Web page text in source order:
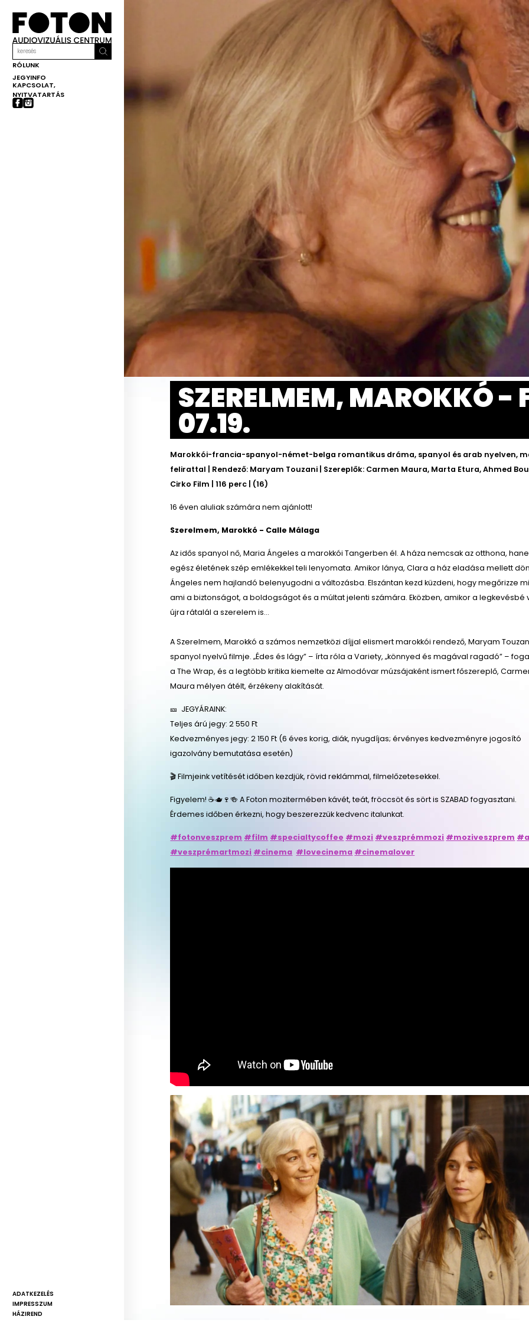
RÓLUNK
JEGYINFO
KAPCSOLAT,
NYITVATARTÁS
ADATKEZELÉS
IMPRESSZUM
HÁZIREND
SZERELMEM, MAROKKÓ -
07.19.
Marokkói-francia-spanyol-német-belga romantikus dráma, spanyol és arab nyelven,
felirattal | Rendező: Maryam Touzani | Szereplők: Carmen Maura, Marta Etura, Ahmed
Cirko Film | 116 perc | (16)
16 éven aluliak számára nem ajánlott!
Szerelmem, Marokkó - Calle Málaga
Az idős spanyol nő, Maria Ángeles a marokkói Tangerben él. A háza nemcsak az otthona,
egész életének szép emlékekkel teli lenyomata. Amikor lánya, Clara a ház eladása mellett
Ángeles nem hajlandó belenyugodni a változásba. Elszántan kezd küzdeni, hogy megőrizze
ami a biztonságot, a boldogságot és a múltat jelenti számára. Eközben, amikor a legkevésbé
újra rátalál a szerelem is…
A Szerelmem, Marokkó a számos nemzetközi díjjal elismert marokkói rendező, Maryam
spanyol nyelvű filmje. „Édes és lágy” – írta róla a Variety, „könnyed és magával ragadó” –
a The Wrap, és a legtöbb kritika kiemelte az Almodóvar múzsájaként ismert főszereplő,
Maura mélyen átélt, érzékeny alakítását.
🎫 JEGYÁRAINK:
Teljes árú jegy: 2 550 Ft
Kedvezményes jegy: 2 150 Ft (6 éves korig, diák, nyugdíjas; érvényes kedvezményre jogosító
igazolvány bemutatása esetén)
🎬 Filmjeink vetítését időben kezdjük, rövid reklámmal, filmelőzetesekkel.
Figyelem! ☕🫖🍷🍻 A Foton mozitermében kávét, teát, fröccsöt és sört is SZABAD fogyasztani.
Érdemes időben érkezni, hogy beszerezzük kedvenc italunkat.
#fotonveszprem #film #specialtycoffee #mozi #veszprémmozi #moziveszprem
#veszprémartmozi #cinema #lovecinema #cinemalover